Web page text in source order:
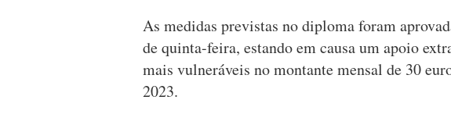
As medidas previstas no diploma foram
de quinta-feira, estando em causa um apoio
mais vulneráveis no montante mensal de 30
2023.